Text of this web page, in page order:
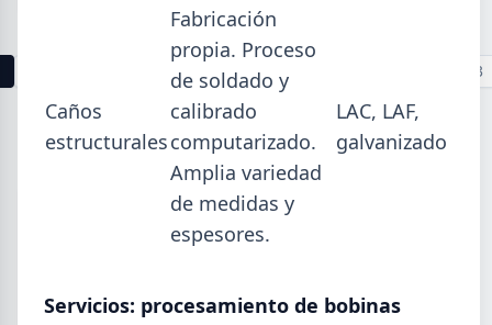
6 7 8 13
Buscar
Agosto (4)
Caños
estructurales
Fabricación
propia. Proceso
de soldado y
calibrado
computarizado.
Amplia variedad
de medidas y
espesores.
LAC, LAF,
galvanizado
Servicios: procesamiento de bobinas